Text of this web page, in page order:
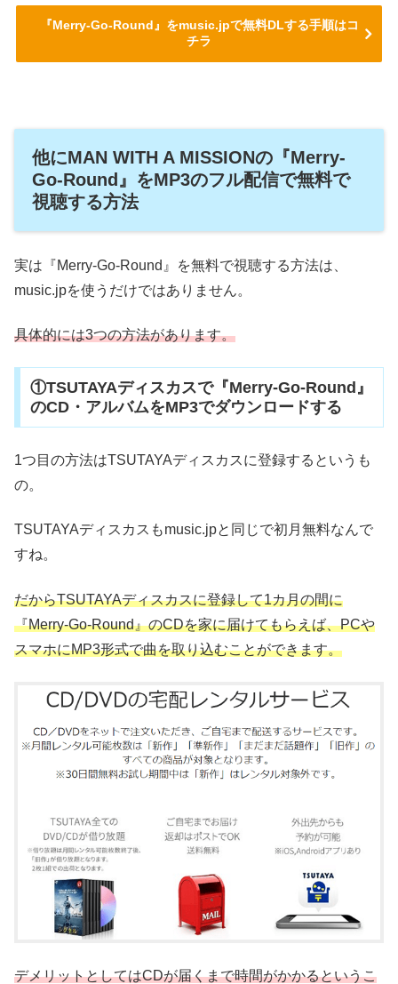
『Merry-Go-Round』をmusic.jpで無料DLする手順はコ
チラ
他にMAN WITH A MISSIONの『Merry-
Go-Round』をMP3のフル配信で無料で
視聴する方法
実は『Merry-Go-Round』を無料で視聴する方法は、
music.jpを使うだけではありません。
具体的には3つの方法があります。
①TSUTAYAディスカスで『Merry-Go-Round』
のCD・アルバムをMP3でダウンロードする
1つ目の方法はTSUTAYAディスカスに登録するというも
の。
TSUTAYAディスカスもmusic.jpと同じで初月無料なんで
すね。
だからTSUTAYAディスカスに登録して1カ月の間に
『Merry-Go-Round』のCDを家に届けてもらえば、PCや
スマホにMP3形式で曲を取り込むことができます。
デメリットとしてはCDが届くまで時間がかかるというこ